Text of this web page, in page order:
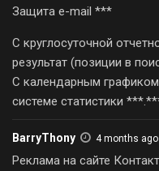
Защита e-mail ***
С круглосуточной
результат (позиции в
С календарным
системе статистики
BarryThony 4 months ago
Реклама на сайте